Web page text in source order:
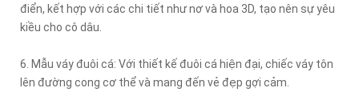
điển, kết hợp với các chi tiết như nơ và hoa 3D, tạo nên sự yêu
kiều cho cô dâu.
6. Mẫu váy đuôi cá: Với thiết kế đuôi cá hiện đại, chiếc váy tôn
lên đường cong cơ thể và mang đến vẻ đẹp gợi cảm.